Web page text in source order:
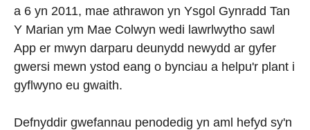
a 6 yn 2011, mae athrawon yn Ysgol Gynradd Tan
Y Marian ym Mae Colwyn wedi lawrlwytho sawl
App er mwyn darparu deunydd newydd ar gyfer
gwersi mewn ystod eang o bynciau a helpu'r plant i
gyflwyno eu gwaith.
Defnyddir gwefannau penodedig yn aml hefyd sy'n